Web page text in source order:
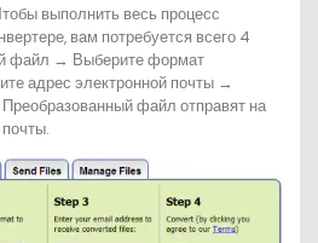
выполнить весь процесс
вам потребуется всего 4
файл → Выберите формат
адрес электронной почты →
файл отправят на